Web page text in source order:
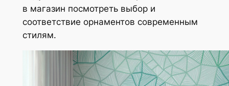
в магазин посмотреть выбор и
соответствие орнаментов современным
стилям.